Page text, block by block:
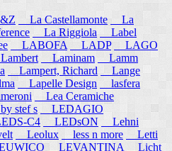
La Castellamonte
La
La Riggiola
Label
LABOFA LADP
LAGO
Laminam
Lamm
Lampert, Richard
Lange
Lapelle Design
lasfera
Lea Ceramiche
stef s
LEDAGIO
C4 LEDsON
Lehni
Leolux less n more
Letti
LEVANTINA
Licht